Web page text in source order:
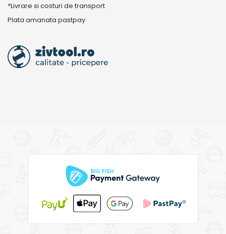
*Livrare si costuri de transport
Plata amanata pastpay